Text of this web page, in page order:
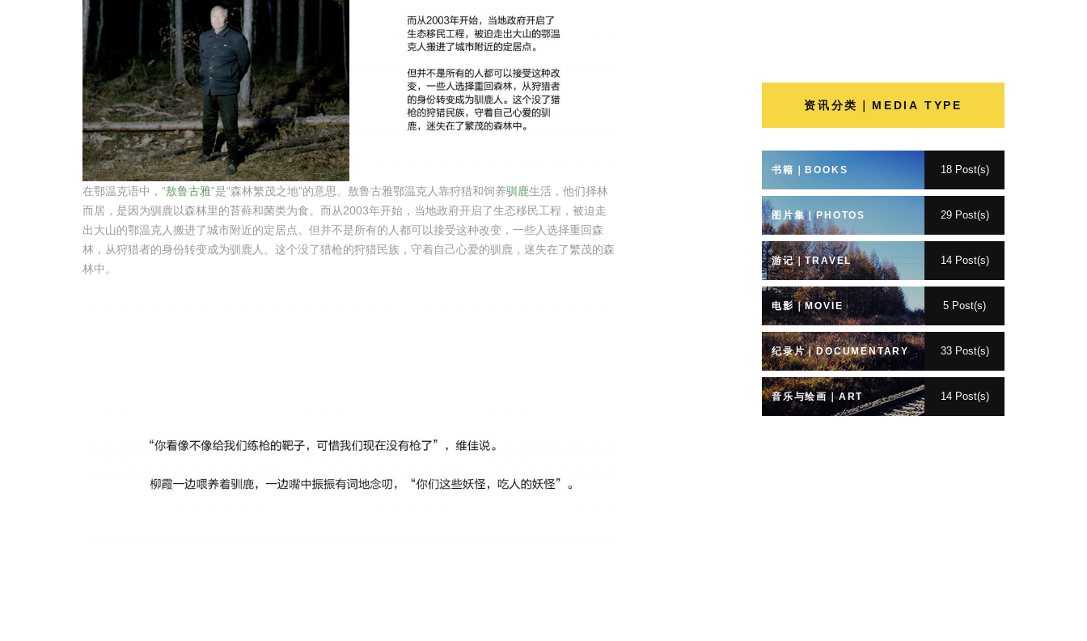
在鄂温克语中，“敖鲁古雅”是“森林繁茂之地”的意思。敖鲁古雅鄂温克人靠狩猎和饲养驯鹿生活，他们择林
而居，是因为驯鹿以森林里的苔藓和菌类为食。而从2003年开始，当地政府开启了生态移民工程，被迫走
出大山的鄂温克人搬进了城市附近的定居点。但并不是所有的人都可以接受这种改变，一些人选择重回森
林，从狩猎者的身份转变成为驯鹿人。这个没了猎枪的狩猎民族，守着自己心爱的驯鹿，迷失在了繁茂的森
林中。
资讯分类｜MEDIA TYPE
书籍｜BOOKS 18 Post(s)
图片集｜PHOTOS 29 Post(s)
游记｜TRAVEL 14 Post(s)
电影｜MOVIE 5 Post(s)
纪录片｜DOCUMENTARY 33 Post(s)
音乐与绘画｜ART 14 Post(s)